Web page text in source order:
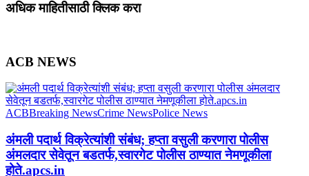
अधिक माहितीसाठी क्लिक करा
ACB NEWS
ACBBreaking NewsCrime NewsPolice News
अंमली पदार्थ विक्रेत्यांशी संबंध; हप्ता वसुली करणारा पोलीस
अंमलदार सेवेतून बडतर्फ,स्वारगेट पोलीस ठाण्यात नेमणूकीला
होते.apcs.in